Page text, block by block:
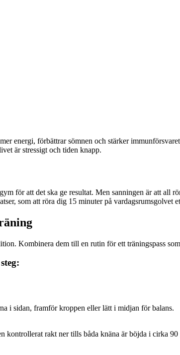
energi, förbättrar sömnen och stärker
är stressigt och tiden knapp.
för att det ska ge resultat. Men sanningen är att
som att röra dig 15 minuter på vardagsrumsgolvet
Kombinera dem till en rutin för ett träningspass
i sidan, framför kroppen eller lätt i midjan för balans.
kontrollerat rakt ner tills båda knäna är böjda i cirka